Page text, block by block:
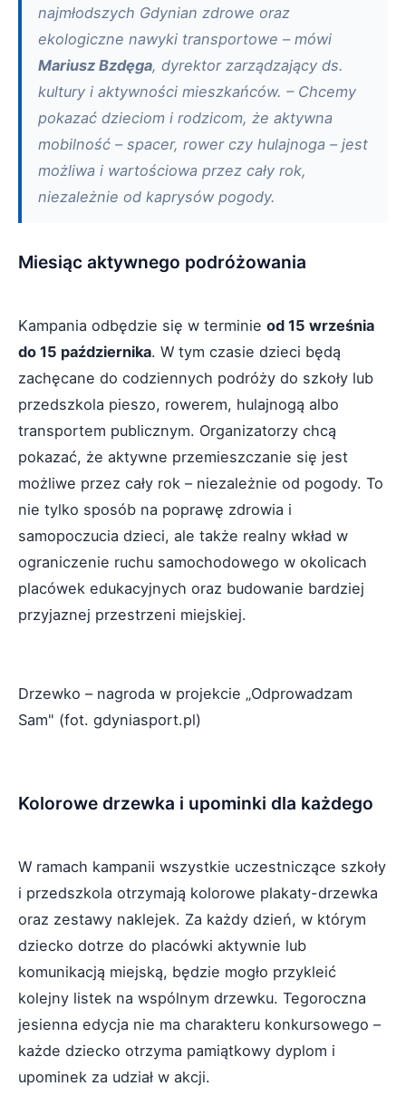
najmłodszych Gdynian zdrowe oraz
ekologiczne nawyki transportowe – mówi
Mariusz Bzdęga, dyrektor zarządzający ds.
kultury i aktywności mieszkańców. – Chcemy
pokazać dzieciom i rodzicom, że aktywna
mobilność – spacer, rower czy hulajnoga – jest
możliwa i wartościowa przez cały rok,
niezależnie od kaprysów pogody.
Miesiąc aktywnego podróżowania
Kampania odbędzie się w terminie od 15 września
do 15 października. W tym czasie dzieci będą
zachęcane do codziennych podróży do szkoły lub
przedszkola pieszo, rowerem, hulajnogą albo
transportem publicznym. Organizatorzy chcą
pokazać, że aktywne przemieszczanie się jest
możliwe przez cały rok – niezależnie od pogody. To
nie tylko sposób na poprawę zdrowia i
samopoczucia dzieci, ale także realny wkład w
ograniczenie ruchu samochodowego w okolicach
placówek edukacyjnych oraz budowanie bardziej
przyjaznej przestrzeni miejskiej.
Drzewko – nagroda w projekcie „Odprowadzam
Sam" (fot. gdyniasport.pl)
Kolorowe drzewka i upominki dla każdego
W ramach kampanii wszystkie uczestniczące szkoły
i przedszkola otrzymają kolorowe plakaty-drzewka
oraz zestawy naklejek. Za każdy dzień, w którym
dziecko dotrze do placówki aktywnie lub
komunikacją miejską, będzie mogło przykleić
kolejny listek na wspólnym drzewku. Tegoroczna
jesienna edycja nie ma charakteru konkursowego –
każde dziecko otrzyma pamiątkowy dyplom i
upominek za udział w akcji.